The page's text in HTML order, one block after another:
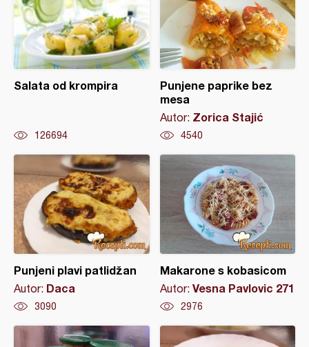
Salata od krompira
126694
Punjene paprike bez
mesa
Autor: Zorica Stajić
4540
Punjeni plavi patlidžan
Autor: Daca
3090
Makarone s kobasicom
Autor: Vesna Pavlovic 271
2976